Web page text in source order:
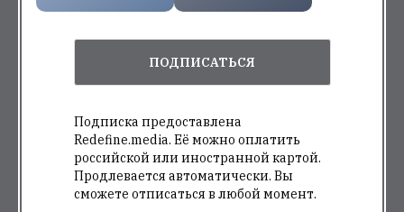
ПОДПИСАТЬСЯ
Подписка предоставлена
Redefine.media. Её можно оплатить
российской или иностранной картой.
Продлевается автоматически. Вы
сможете отписаться в любой момент.